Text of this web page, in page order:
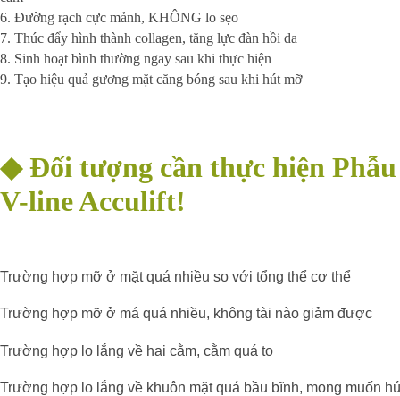
6. Đường rạch cực mảnh, KHÔNG lo sẹo
7. Thúc đẩy hình thành collagen, tăng lực đàn hồi da
8. Sinh hoạt bình thường ngay sau khi thực hiện
9. Tạo hiệu quả gương mặt căng bóng sau khi hút mỡ
◆Đối tượng cần thực hiện
V-line Acculift!
Trường hợp mỡ ở mặt quá nhiều so với tổng thể cơ thể
Trường hợp mỡ ở má quá nhiều, không tài nào giảm được
Trường hợp lo lắng về hai cằm, cằm quá to
Trường hợp lo lắng về khuôn mặt quá bầu bĩnh, mong muốn